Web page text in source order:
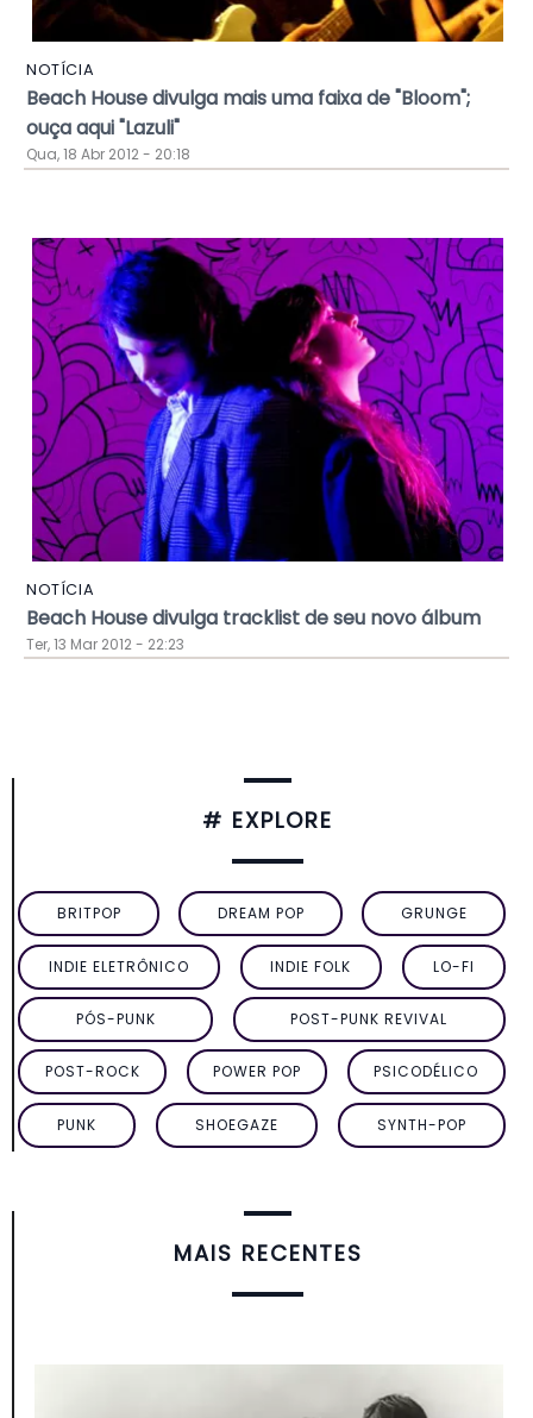
NOTÍCIA
Beach House divulga mais uma faixa de "Bloom";
ouça aqui "Lazuli"
Qua, 18 Abr 2012 - 20:18
NOTÍCIA
Beach House divulga tracklist de seu novo álbum
Ter, 13 Mar 2012 - 22:23
# EXPLORE
BRITPOP DREAM POP GRUNGE
INDIE ELETRÔNICO INDIE FOLK LO-FI
PÓS-PUNK POST-PUNK REVIVAL
POST-ROCK POWER POP PSICODÉLICO
PUNK SHOEGAZE SYNTH-POP
MAIS RECENTES